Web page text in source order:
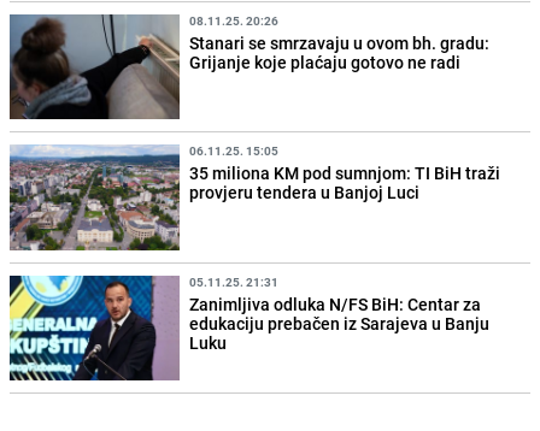
08.11.25. 20:26
Stanari se smrzavaju u ovom bh. gradu:
Grijanje koje plaćaju gotovo ne radi
06.11.25. 15:05
35 miliona KM pod sumnjom: TI BiH traži
provjeru tendera u Banjoj Luci
05.11.25. 21:31
Zanimljiva odluka N/FS BiH: Centar za
edukaciju prebačen iz Sarajeva u Banju
Luku